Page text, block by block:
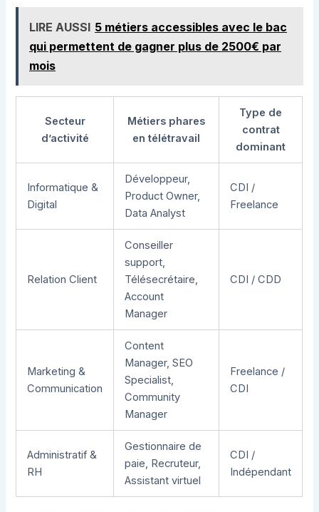
LIRE AUSSI 5 métiers accessibles avec le bac
qui permettent de gagner plus de 2500€ par
mois
Secteur
d’activité
Métiers phares
en télétravail
Type de
contrat
dominant
Informatique &
Digital
Développeur,
Product Owner,
Data Analyst
CDI /
Freelance
Relation Client
Conseiller
support,
Télésecrétaire,
Account
Manager
CDI / CDD
Marketing &
Communication
Content
Manager, SEO
Specialist,
Community
Manager
Freelance /
CDI
Administratif &
RH
Gestionnaire de
paie, Recruteur,
Assistant virtuel
CDI /
Indépendant